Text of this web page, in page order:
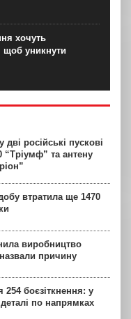
хочуть
щоб уникнути
російські пускові
“Тріумф” та антену
втратила ще 1470
виробництво
причину
254 боєзіткнення: у
по напрямках